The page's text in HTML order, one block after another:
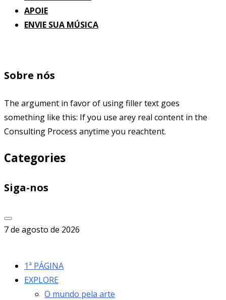
APOIE
ENVIE SUA MÚSICA
Sobre nós
The argument in favor of using filler text goes
something like this: If you use arey real content in the
Consulting Process anytime you reachtent.
Categories
Siga-nos
7 de agosto de 2026
1ª PÁGINA
EXPLORE
O mundo pela arte